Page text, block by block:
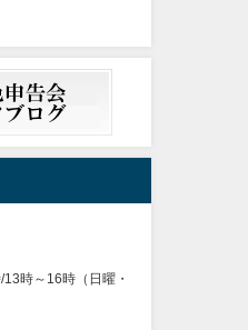
時～16時（日曜・